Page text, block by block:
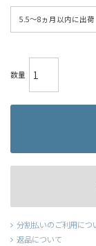
分割払いのご利用につ
返品について